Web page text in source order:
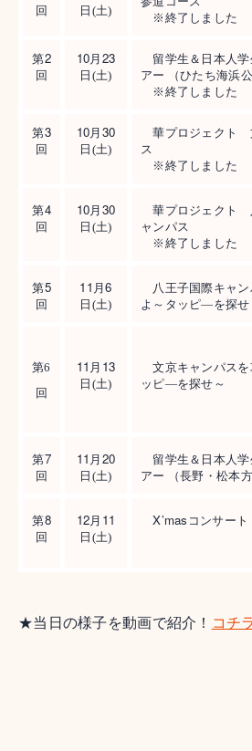
回 日(土)
※ 終了しました
第2
回
10月 23
日(土)
留学生＆日本人学
アー （ひたち海浜公
※ 終了しました
第3
回
10月 30
日(土)
華プロジェクト
ス
※ 終了しました
第4
回
10月 30
日(土)
華プロジェクト
ャンパス
※ 終了しました
第5
回
11 月6
日(土)
八王子国際キャン
よ～タッピ―を探せ
第6
回
11 月 13
日(土)
文京キャンパスを
ッピ―を探せ～
第7
回
11 月 20
日(土)
留学生＆日本人学
アー （長野・松本方
第8
回
12月 11
日(土)
X’mas コンサート
★当日の様子を動画で紹介！ コチ